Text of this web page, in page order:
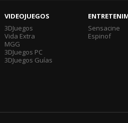
VIDEOJUEGOS
3DJuegos
Vida Extra
MGG
3DJuegos PC
3DJuegos Guías
Sensacine
Espinof